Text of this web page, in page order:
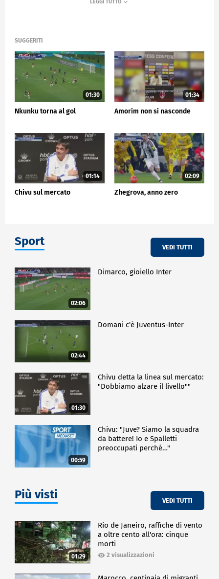
SPORTMEDIASET
SUGGERITI
01:30
Nkunku torna al gol
01:34
Amorim non si nasconde
01:14
Chivu sul mercato
02:09
Zhegrova, anno zero
Sport VEDI TUTTI
02:06
Dimarco, gioiello Inter
02:44
Domani c'è Juventus-Inter
01:30
Chivu detta la linea sul mercato:
"Dobbiamo alzare il livello""
00:59
Chivu: "Juve? Siamo la squadra
da battere! Io e Spalletti
preoccupati perché…"
Più visti VEDI TUTTI
01:29
Rio de Janeiro, raffiche di vento
a oltre cento all'ora: cinque
morti
2 visualizzazioni